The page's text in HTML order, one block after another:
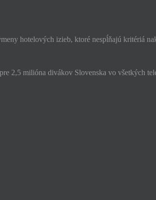
hotelových izieb, ktoré nespĺňajú kritériá
2,5 milióna divákov Slovenska vo všetkých